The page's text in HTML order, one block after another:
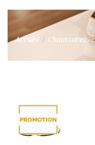
Accueil / Chaussures /